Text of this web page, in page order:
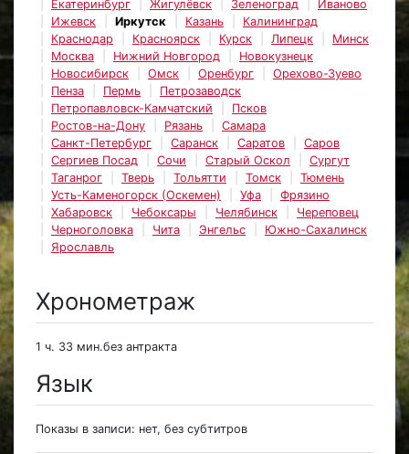
Екатеринбург
Жигулёвск Зеленоград
Иваново
Ижевск
Иркутск Казань
Калининград
Краснодар
Красноярск Курск Липецк
Минск
Москва
Нижний Новгород
Новокузнецк
Новосибирск
Омск Оренбург
Орехово-Зуево
Пенза
Пермь
Петрозаводск
Петропавловск-Камчатский
Псков
Ростов-на-Дону
Рязань
Самара
Санкт-Петербург
Саранск Саратов
Саров
Сергиев Посад
Сочи Старый Оскол
Сургут
Таганрог
Тверь Тольятти Томск
Тюмень
Усть-Каменогорск (Оскемен)
Уфа
Фрязино
Хабаровск
Чебоксары Челябинск
Череповец
Черноголовка
Чита Энгельс
Южно-Сахалинск
Ярославль
Хронометраж
1 ч. 33 мин.без антракта
Язык
Показы в записи: нет, без субтитров